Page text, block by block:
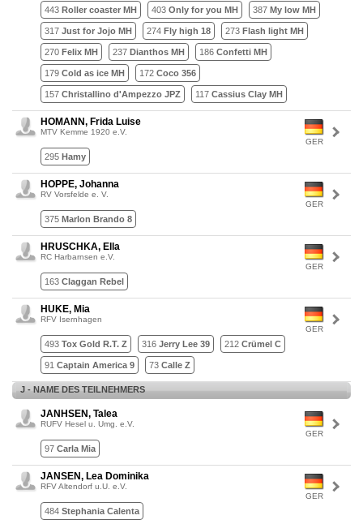
443 Roller coaster MH 403 Only for you MH 387 My low MH
317 Just for Jojo MH 274 Fly high 18 273 Flash light MH
270 Felix MH 237 Dianthos MH 186 Confetti MH
179 Cold as ice MH 172 Coco 356
157 Christallino d'Ampezzo JPZ 117 Cassius Clay MH
GER
HOMANN, Frida Luise
MTV Kemme 1920 e.V.
295 Hamy
GER
HOPPE, Johanna
RV Vorsfelde e. V.
375 Marlon Brando 8
GER
HRUSCHKA, Ella
RC Harbarnsen e.V.
163 Claggan Rebel
GER
HUKE, Mia
RFV Isernhagen
493 Tox Gold R.T. Z 316 Jerry Lee 39 212 Crümel C
91 Captain America 9 73 Calle Z
J - NAME DES TEILNEHMERS
GER
JANHSEN, Talea
RUFV Hesel u. Umg. e.V.
97 Carla Mia
GER
JANSEN, Lea Dominika
RFV Altendorf u.U. e.V.
484 Stephania Calenta